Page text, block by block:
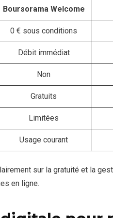
Boursorama Welcome
0 € sous conditions
Débit immédiat
Non
Gratuits
Limitées
Usage courant
sur la gratuité et la
en ligne.